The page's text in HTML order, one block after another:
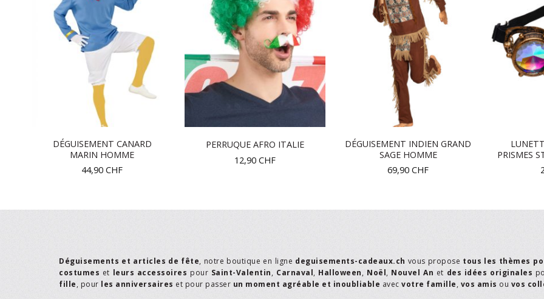
DÉGUISEMENT CANARD
MARIN HOMME
44,90 CHF
PERRUQUE AFRO ITALIE
12,90 CHF
DÉGUISEMENT INDIEN GRAND
SAGE HOMME
69,90 CHF
PRISMES
Déguisements et articles de fête, notre boutique en ligne deguisements-cadeaux.ch vous propose tous les thèmes
costumes et leurs accessoires pour Saint-Valentin, Carnaval, Halloween, Noël, Nouvel An et des idées originales
fille, pour les anniversaires et pour passer un moment agréable et inoubliable avec votre famille, vos amis ou vos